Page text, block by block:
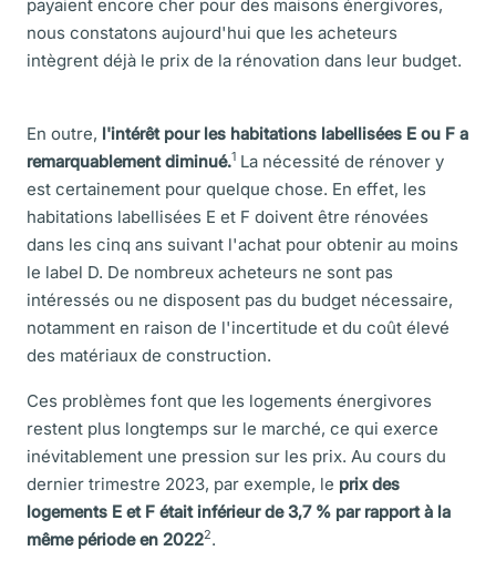
payaient encore cher pour des maisons énergivores,
nous constatons aujourd'hui que les acheteurs
intègrent déjà le prix de la rénovation dans leur budget.
En outre, l'intérêt pour les habitations labellisées E ou F a
remarquablement diminué.1 La nécessité de rénover y
est certainement pour quelque chose. En effet, les
habitations labellisées E et F doivent être rénovées
dans les cinq ans suivant l'achat pour obtenir au moins
le label D. De nombreux acheteurs ne sont pas
intéressés ou ne disposent pas du budget nécessaire,
notamment en raison de l'incertitude et du coût élevé
des matériaux de construction.
Ces problèmes font que les logements énergivores
restent plus longtemps sur le marché, ce qui exerce
inévitablement une pression sur les prix. Au cours du
dernier trimestre 2023, par exemple, le prix des
logements E et F était inférieur de 3,7 % par rapport à la
même période en 20222.